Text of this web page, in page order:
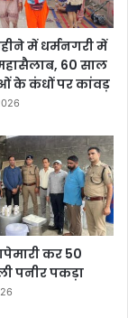
में धर्मनगरी में
60 साल
के कंधों पर कांवड़
कर 50
पनीर पकड़ा